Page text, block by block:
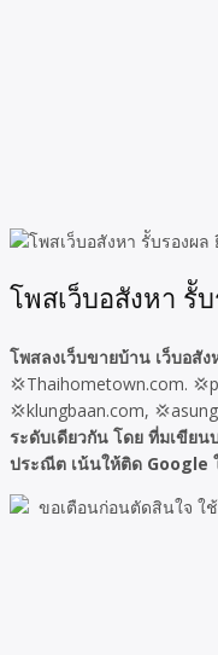
โพสเว็บอสังหา รัั
โพสลงเว็บขายบ้าน เว็บอสัง
💢Thaihometown.com.
💢klungbaan.com,
ระดับเดียวกัน โดย ที่มเขีย
ประณีต เน้นให้ติด Google